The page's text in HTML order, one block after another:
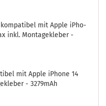
mit Apple iPho­
inkl. Mon­ta­ge­kle­ber -
mit Apple iPho­ne 14
- 3279mAh